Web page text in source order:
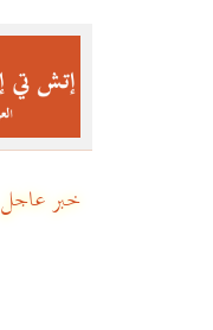
خبر عاجل